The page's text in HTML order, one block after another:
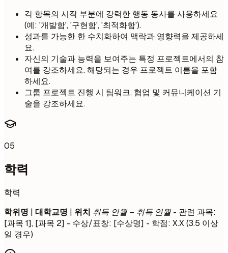
각 항목의 시작 부분에 강력한 행동 동사를 사용하세요
(예: '개발함', '구현함', '최적화함').
성과를 가능한 한 수치화하여 맥락과 영향력을 제공하세
요.
자신의 기술과 능력을 보여주는 특정 프로젝트에서의 참
여를 강조하세요. 해당되는 경우 프로젝트 이름을 포함
하세요.
그룹 프로젝트 진행 시 팀워크, 협업 및 커뮤니케이션 기
술을 강조하세요.
05
학력
학력
학위명 | 대학교명 | 위치 취득 연월 – 취득 연월- 관련 과목:
[과목 1], [과목 2] - 수상/표창: [수상명] - 학점: X.X (3.5 이상
일 경우)